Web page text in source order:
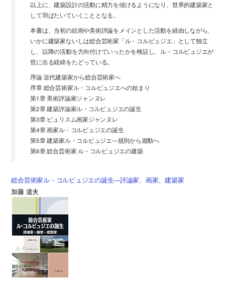
以上に、建築設計の活動に精力を傾けるようになり、世界的建築家と
して羽ばたいていくこととなる。
本書は、当初の絵画や美術評論をメインとした活動を経由しながら、
いかに建築家ないしは総合芸術家「ル・コルビュジエ」として独立
し、以降の活動を方向付けていったかを検証し、ル・コルビュジエが
世に出る経緯をたどっている。
序論 近代建築家から総合芸術家へ
序章 総合芸術家ル・コルビュジエへの始まり
第1章 美術評論家ジャンヌレ
第2章 建築評論家ル・コルビュジエの誕生
第3章 ピュリスム画家ジャンヌレ
第4章 画家ル・コルビュジエの誕生
第5章 建築家ル・コルビュジエ―規則から遊動へ
第6章 総合芸術家 ル・コルビュジエの建築
総合芸術家ル・コルビュジエの誕生―評論家、画家、建築家
加藤 道夫